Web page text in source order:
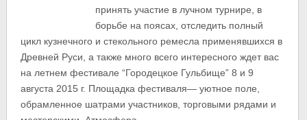
принять участие в лучном турнире, в
борьбе на поясах, отследить полный
цикл кузнечного и стекольного ремесла применявшихся в
Древней Руси, а также много всего интересного ждет вас
на летнем фестивале “Городецкое Гульбище” 8 и 9
августа 2015 г. Площадка фестиваля— уютное поле,
обрамленное шатрами участников, торговыми рядами и